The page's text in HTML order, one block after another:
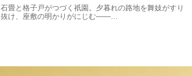
石畳と格子戸がつづく祇園。夕暮れの路地を舞妓がすり
抜け、座敷の明かりがにじむ――…